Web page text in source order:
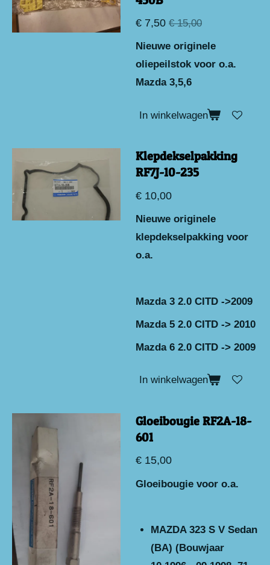
€ 7,50 € 15,00
Nieuwe originele
oliepeilstok voor o.a.
Mazda 3,5,6
In winkelwagen
Klepdekselpakking
RF7J-10-235
€ 10,00
Nieuwe originele
klepdekselpakking voor
o.a.
Mazda 3 2.0 CITD ->2009
Mazda 5 2.0 CITD -> 2010
Mazda 6 2.0 CITD -> 2009
In winkelwagen
Gloeibougie RF2A-18-
601
€ 15,00
Gloeibougie voor o.a.
MAZDA 323 S V Sedan
(BA) (Bouwjaar